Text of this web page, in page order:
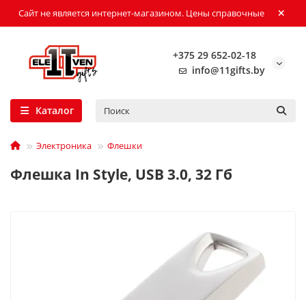
Сайт не является интернет-магазином. Цены справочные
+375 29 652-02-18
info@11gifts.by
Каталог
Электроника Флешки
Флешка In Style, USB 3.0, 32 Гб